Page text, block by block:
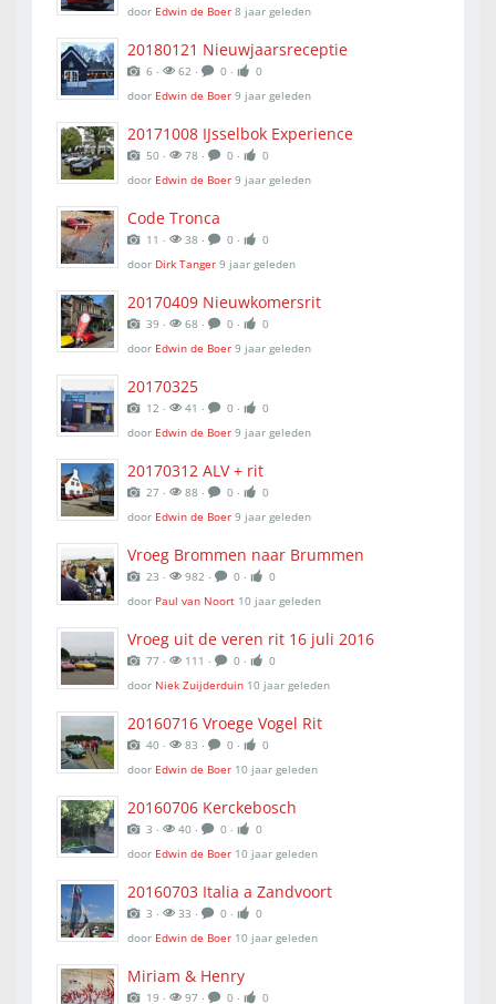
door Edwin de Boer 8 jaar geleden
20180121 Nieuwjaarsreceptie
6 ‧ 62 ‧ 0 ‧
0
door Edwin de Boer 9 jaar geleden
20171008 IJsselbok Experience
50 ‧ 78 ‧ 0 ‧
0
door Edwin de Boer 9 jaar geleden
Code Tronca
11 ‧ 38 ‧ 0 ‧
0
door Dirk Tanger 9 jaar geleden
20170409 Nieuwkomersrit
39 ‧ 68 ‧ 0 ‧
0
door Edwin de Boer 9 jaar geleden
20170325
12 ‧ 41 ‧ 0 ‧
0
door Edwin de Boer 9 jaar geleden
20170312 ALV + rit
27 ‧ 88 ‧ 0 ‧
0
door Edwin de Boer 9 jaar geleden
Vroeg Brommen naar Brummen
23 ‧ 982 ‧ 0 ‧
0
door Paul van Noort 10 jaar geleden
Vroeg uit de veren rit 16 juli 2016
77 ‧ 111 ‧ 0 ‧
0
door Niek Zuijderduin 10 jaar geleden
20160716 Vroege Vogel Rit
40 ‧ 83 ‧ 0 ‧
0
door Edwin de Boer 10 jaar geleden
20160706 Kerckebosch
3 ‧ 40 ‧ 0 ‧
0
door Edwin de Boer 10 jaar geleden
20160703 Italia a Zandvoort
3 ‧ 33 ‧ 0 ‧
0
door Edwin de Boer 10 jaar geleden
Miriam & Henry
19 ‧ 97 ‧ 0 ‧
0